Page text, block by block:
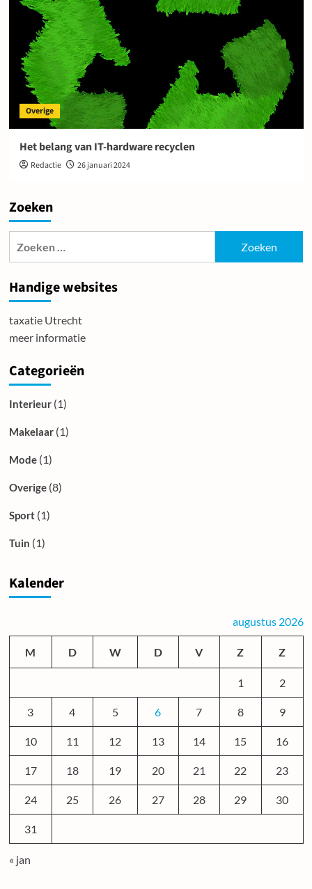
Overige
Het belang van IT-hardware recyclen
Redactie 26 januari 2024
Zoeken
Handige websites
taxatie Utrecht
meer informatie
Categorieën
Interieur(1)
Makelaar(1)
Mode(1)
Overige(8)
Sport(1)
Tuin (1)
Kalender
augustus 2026
M D W D V Z Z
1 2
3 4 5 6 7 8 9
10 11 12 13 14 15 16
17 18 19 20 21 22 23
24 25 26 27 28 29 30
31
« jan